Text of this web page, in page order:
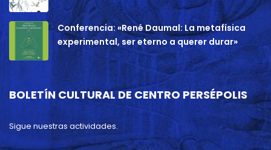
Conferencia: «René Daumal: La metafísica
experimental, ser eterno a querer durar»
BOLETÍN CULTURAL DE CENTRO PERSÉPOLIS
Sigue nuestras actividades.